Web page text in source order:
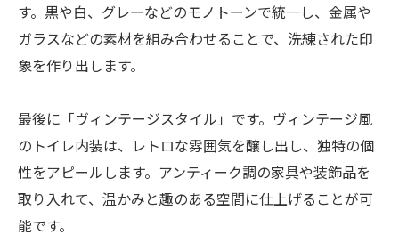
す。黒や白、グレーなどのモノトーンで統一し、金属や
ガラスなどの素材を組み合わせることで、洗練された印
象を作り出します。
最後に「ヴィンテージスタイル」です。ヴィンテージ風
のトイレ内装は、レトロな雰囲気を醸し出し、独特の個
性をアピールします。アンティーク調の家具や装飾品を
取り入れて、温かみと趣のある空間に仕上げることが可
能です。